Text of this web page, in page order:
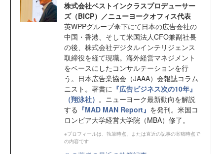
株式会社ベストインクラスプロデューサー
ズ（BICP）／ニューヨークオフィス代表
英WPPグループ傘下にて日本の広告会社の
中国・香港、そして米国法人CFO兼副社長
の後、株式会社デジタルインテリジェンス
取締役を経て現職。海外経営マネジメント
をベースにしたコンサルテーションを行
う。日本広告業協会（JAAA）会報誌コラム
ニスト。著書に 『広告ビジネス次の10年』
（翔泳社） 。ニューヨーク最新動向を解説
する 『MAD MAN Report』 を発刊。米国コ
ロンビア大学経営大学院（MBA）修了。
※プロフィールは、執筆時点、または直近の記事の寄稿時点で
の内容です